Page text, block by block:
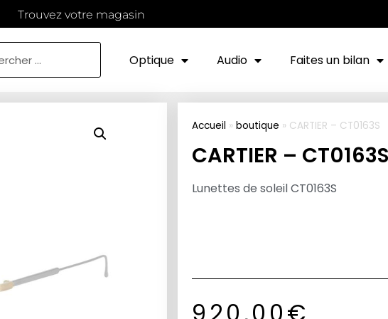
Trouvez votre magasin
Optique Audio Faites un bilan
Accueil » boutique » CARTIER – CT0163S
CARTIER –
Lunettes de soleil CT0163S